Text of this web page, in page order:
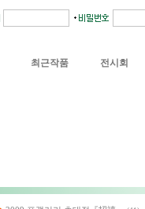
최근작품 전시회